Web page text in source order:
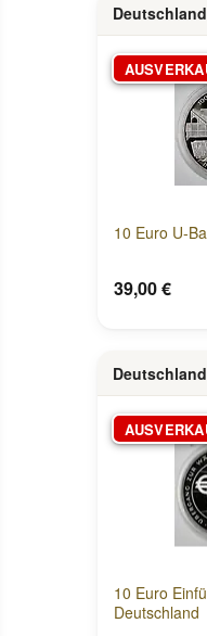
Deutschland
10 Euro U-
39,00 €
Deutschland
10 Euro
Deutschland